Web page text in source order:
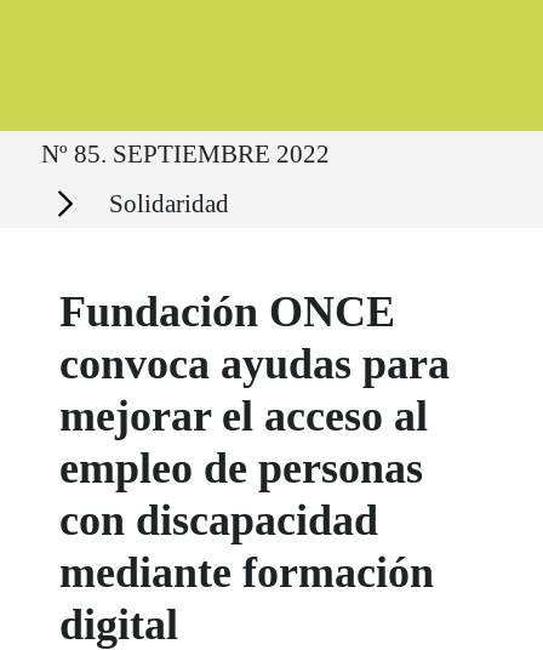
Ruta del sitio
Nº 85. SEPTIEMBRE 2022
Secciones Solidaridad
Fundación ONCE
convoca ayudas para
mejorar el acceso al
empleo de personas
con discapacidad
mediante formación
digital